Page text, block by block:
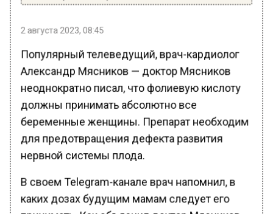
2 августа 2023, 08:45
Популярный телеведущий, врач-кардиолог
Александр Мясников — доктор Мясников
неоднократно писал, что фолиевую кислоту
должны принимать абсолютно все
беременные женщины. Препарат необходим
для предотвращения дефекта развития
нервной системы плода.
В своем Telegram-канале врач напомнил, в
каких дозах будущим мамам следует его